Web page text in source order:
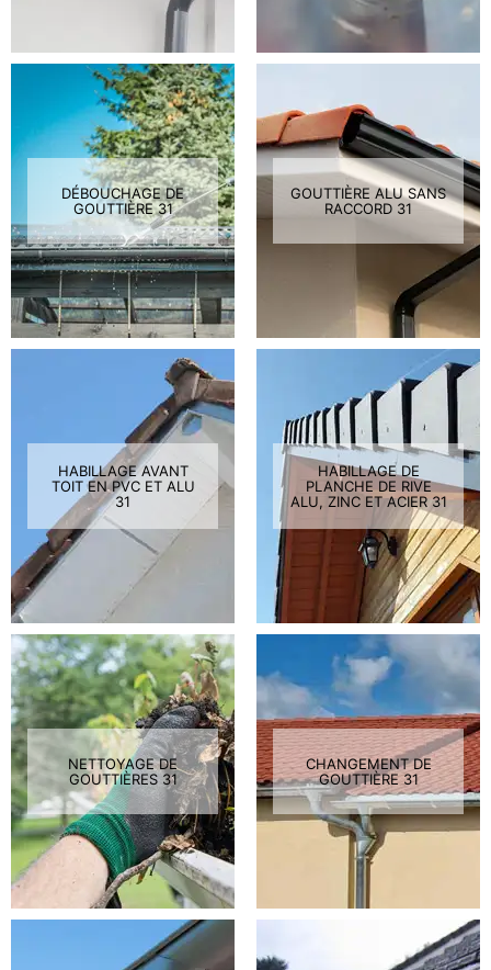
DÉBOUCHAGE DE
GOUTTIÈRE 31
GOUTTIÈRE ALU SANS
RACCORD 31
HABILLAGE AVANT
TOIT EN PVC ET ALU
31
HABILLAGE DE
PLANCHE DE RIVE
ALU, ZINC ET ACIER 31
NETTOYAGE DE
GOUTTIÈRES 31
CHANGEMENT DE
GOUTTIÈRE 31